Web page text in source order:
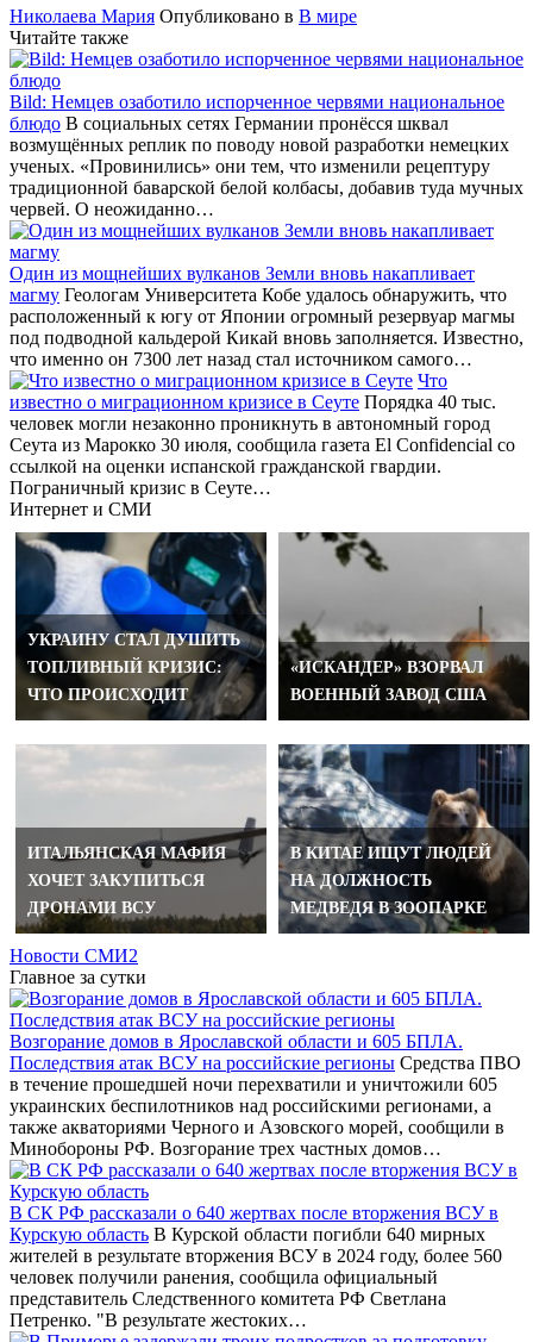
Николаева Мария Опубликовано в В мире
Читайте также
Bild: Немцев озаботило испорченное червями национальное
блюдо В социальных сетях Германии пронёсся шквал
возмущённых реплик по поводу новой разработки немецких
ученых. «Провинились» они тем, что изменили рецептуру
традиционной баварской белой колбасы, добавив туда мучных
червей. О неожиданно…
Один из мощнейших вулканов Земли вновь накапливает
магму Геологам Университета Кобе удалось обнаружить, что
расположенный к югу от Японии огромный резервуар магмы
под подводной кальдерой Кикай вновь заполняется. Известно,
что именно он 7300 лет назад стал источником самого…
Что
известно о миграционном кризисе в Сеуте Порядка 40 тыс.
человек могли незаконно проникнуть в автономный город
Сеута из Марокко 30 июля, сообщила газета El Confidencial со
ссылкой на оценки испанской гражданской гвардии.
Пограничный кризис в Сеуте…
Интернет и СМИ
УКРАИНУ СТАЛ ДУШИТЬ
ТОПЛИВНЫЙ КРИЗИС:
ЧТО ПРОИСХОДИТ
«ИСКАНДЕР» ВЗОРВАЛ
ВОЕННЫЙ ЗАВОД США
ИТАЛЬЯНСКАЯ МАФИЯ
ХОЧЕТ ЗАКУПИТЬСЯ
ДРОНАМИ ВСУ
В КИТАЕ ИЩУТ ЛЮДЕЙ
НА ДОЛЖНОСТЬ
МЕДВЕДЯ В ЗООПАРКЕ
Новости СМИ2
Главное за сутки
Возгорание домов в Ярославской области и 605 БПЛА.
Последствия атак ВСУ на российские регионы Средства ПВО
в течение прошедшей ночи перехватили и уничтожили 605
украинских беспилотников над российскими регионами, а
также акваториями Черного и Азовского морей, сообщили в
Минобороны РФ. Возгорание трех частных домов…
В СК РФ рассказали о 640 жертвах после вторжения ВСУ в
Курскую область В Курской области погибли 640 мирных
жителей в результате вторжения ВСУ в 2024 году, более 560
человек получили ранения, сообщила официальный
представитель Следственного комитета РФ Светлана
Петренко. "В результате жестоких…